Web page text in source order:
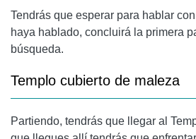
Tendrás que esperar para hablar
haya hablado, concluirá la primera
búsqueda.
Templo cubierto de maleza
Partiendo, tendrás que llegar al